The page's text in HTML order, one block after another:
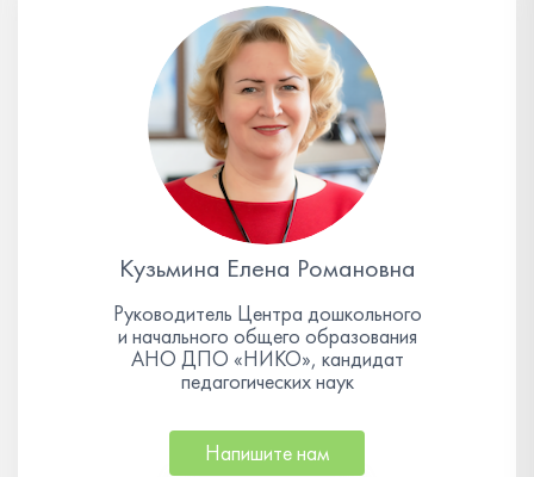
Кузьмина Елена Романовна
Руководитель Центра дошкольного
и начального общего образования
АНО ДПО «НИКО», кандидат
педагогических наук
Напишите нам